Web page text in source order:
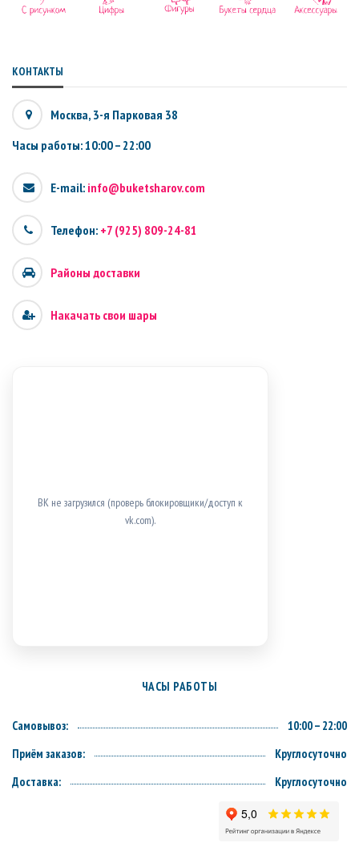
КОНТАКТЫ
Москва, 3-я Парковая 38
Часы работы: 10:00 – 22:00
E-mail: info@buketsharov.com
Телефон: +7 (925) 809-24-81
Районы доставки
Накачать свои шары
ВК не загрузился (проверь блокировщики/доступ к
vk.com).
ЧАСЫ РАБОТЫ
Самовывоз:
10:00 – 22:00
Приём заказов:
Круглосуточно
Доставка:
Круглосуточно